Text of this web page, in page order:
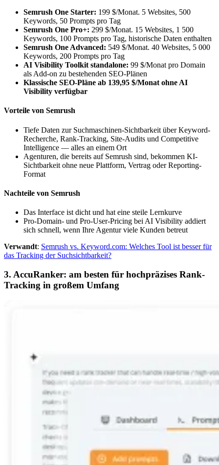
Semrush One Starter: 199 $/Monat. 5 Websites, 500
Keywords, 50 Prompts pro Tag
Semrush One Pro+: 299 $/Monat. 15 Websites, 1 500
Keywords, 100 Prompts pro Tag, historische Daten enthalten
Semrush One Advanced: 549 $/Monat. 40 Websites, 5 000
Keywords, 200 Prompts pro Tag
AI Visibility Toolkit standalone: 99 $/Monat pro Domain
als Add-on zu bestehenden SEO-Plänen
Klassische SEO-Pläne ab 139,95 $/Monat ohne AI
Visibility verfügbar
Vorteile von Semrush
Tiefe Daten zur Suchmaschinen-Sichtbarkeit über Keyword-
Recherche, Rank-Tracking, Site-Audits und Competitive
Intelligence — alles an einem Ort
Agenturen, die bereits auf Semrush sind, bekommen KI-
Sichtbarkeit ohne neue Plattform, Vertrag oder Reporting-
Format
Nachteile von Semrush
Das Interface ist dicht und hat eine steile Lernkurve
Pro-Domain- und Pro-User-Pricing bei AI Visibility addiert
sich schnell, wenn Ihre Agentur viele Kunden betreut
Verwandt: Semrush vs. Keyword.com: Welches Tool ist besser für
das Tracking der Suchsichtbarkeit?
3. AccuRanker: am besten für hochpräzises Rank-
Tracking in großem Umfang